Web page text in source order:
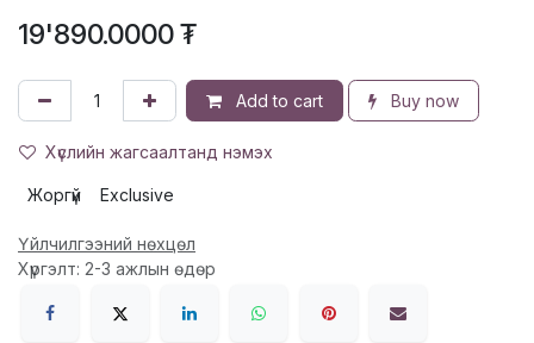
19'890.0000₮
Add to cart Buy now
Хүслийн жагсаалтанд нэмэх
Жоргүй Exclusive
Үйлчилгээний нөхцөл
Хүргэлт: 2-3 ажлын өдөр